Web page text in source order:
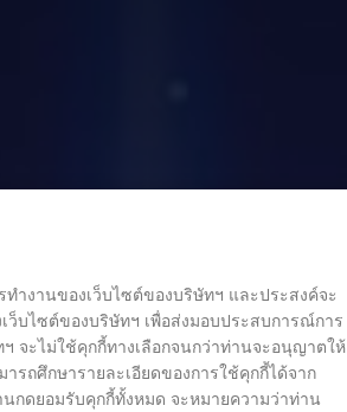
ำงานของเว็บไซต์ของบริษัทฯ และประสงค์จะ
ว็บไซต์ของบริษัทฯ เพื่อส่งมอบประสบการณ์การ
จะไม่ใช้คุกกี้ทางเลือกจนกว่าท่านจะอนุญาตให้
ารถศึกษารายละเอียดของการใช้คุกกี้ได้จาก
กดยอมรับคุกกี้ทั้งหมด จะหมายความว่าท่าน